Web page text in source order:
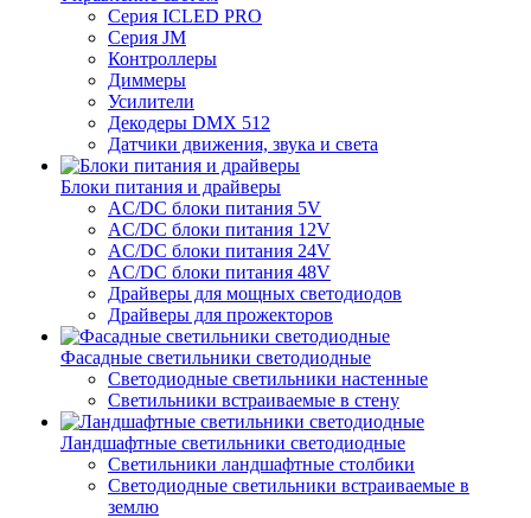
Серия ICLED PRO
Серия JM
Контроллеры
Диммеры
Усилители
Декодеры DMX 512
Датчики движения, звука и света
Блоки питания и драйверы
AC/DC блоки питания 5V
AC/DC блоки питания 12V
AC/DC блоки питания 24V
AC/DC блоки питания 48V
Драйверы для мощных светодиодов
Драйверы для прожекторов
Фасадные светильники светодиодные
Светодиодные светильники настенные
Светильники встраиваемые в стену
Ландшафтные светильники светодиодные
Светильники ландшафтные столбики
Светодиодные светильники встраиваемые в
землю